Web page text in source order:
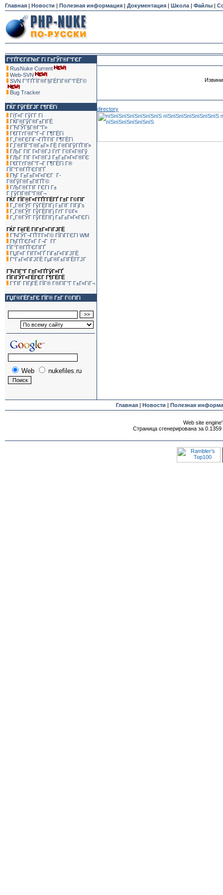
Главная | Новости | Полезная информация | Документация | Школа | Файлы |
Г’ГҐГЄГіГ№Г Гї Г±ГЎГ®Г°ГЄГ
RusNuke Current
Web-SVN
SVN Г°ГҐГЇГ®Г§ГЁГІГ®Г°ГЁГ©
Bug Tracker
ГЌГ ГўГЁГЈГ Г¶ГЁГї
ГѓГ«Г ГўГ­Г Гї
ГЌГ®ГўГ®Г±ГІГЁ
ГЋГЎГ§Г®Г°Г»
Г€Г­ГґГ®Г°Г¬Г Г¶ГЁГї
Г„Г®ГЄГіГ¬ГҐГ­ГІГ Г¶ГЁГї
Г‚Г®ГЇГ°Г®Г±Г» ГЁ Г®ГІГўГҐГІГ»
ГЉГ ГІГ Г«Г®ГЈ ГґГ Г©Г«Г®Гў
ГЉГ ГІГ Г«Г®ГЈ Г±Г±Г»Г«Г®ГЄ
Г€Г­ГґГ®Г°Г¬Г Г¶ГЁГї Г®
ГЇГ°Г®ГҐГЄГІГҐ
ГђГ Г±Г±Г»Г«ГЄГ Г­
Г®ГўГ®Г±ГІГҐГ©
ГЉГ®Г­ГІГ ГЄГІ Г±
Г ГўГІГ®Г°Г®Г¬
ГЌГ ГЇГ®Г«Г­ГҐГ­ГЁГҐ Г±Г Г©ГІГ
Г„Г®ГЎГ ГўГЁГІГј Г±ГІГ ГІГјГѕ
Г„Г®ГЎГ ГўГЁГІГј ГґГ Г©Г«
Г„Г®ГЎГ ГўГЁГІГј Г±Г±Г»Г«ГЄГі
ГЌГ ГёГЁ ГіГ±Г«ГіГЈГЁ
ГЋГЎГ¬ГҐГ­Г­Г»Г© ГЇГіГ­ГЄГІ WM
ГђГҐГЄГ«Г Г¬Г Г­Г
ГЇГ°Г®ГҐГЄГІГҐ
ГЏГ«Г ГІГ­Г»ГҐ ГіГ±Г«ГіГЈГЁ
Г“Г±Г«ГіГЈГЁ ГµГ®Г±ГІГЁГ­ГЈГ
ГЋГІГ°Г Г±Г«ГҐГўГ»ГҐ
ГЇГіГЎГ«ГЁГЄГ Г¶ГЁГЁ
Г‘ГІГ ГІГјГЁ ГЇГ® Г®ГІГ°Г Г±Г«ГїГ¬
ГЏГ®ГЁГ±ГЄ ГЇГ® Г±Г Г©ГІГі
Web nukefiles.ru
directory
Главная| Новости | Полезная
Web site
Страница сгенерирована за